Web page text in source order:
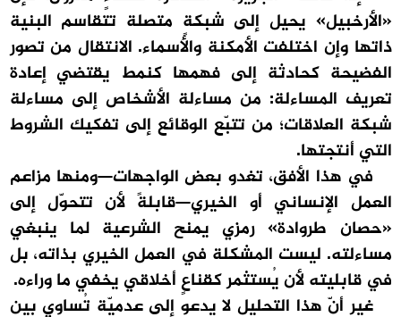
«الأرخبيل» يحيل إلى شبكةٍ متصلة تتقاسم البنية
ذاتها وإن اختلفت الأمكنة والأسماء. الانتقال من تصور
الفضيحة كحادثة إلى فهمها كنمط يقتضي إعادة
تعريف المساءلة: من مساءلة الأشخاص إلى مساءلة
شبكة العلاقات؛ من تتبّع الوقائع إلى تفكيك الشروط
التي أنتجتها.
في هذا الأفق، تغدو بعض الواجهات—ومنها مزاعم
العمل الإنساني أو الخيري—قابلةً لأن تتحوّل إلى
«حصان طروادة» رمزي يمنح الشرعية لما ينبغي
مساءلته. ليست المشكلة في العمل الخيري بذاته، بل
في قابليته لأن يُستثمر كقناعٍ أخلاقي يخفي ما وراءه.
غير أنّ هذا التحليل لا يدعو إلى عدميّة تُساوي بين